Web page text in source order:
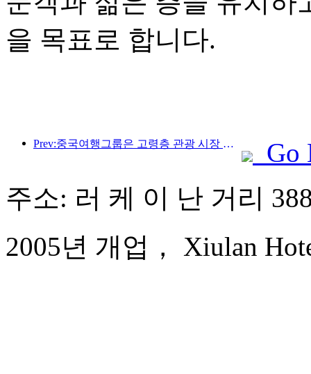
을 목표로 합니다.
Prev:중국여행그룹은 고령층 관광 시장 진출을 위해 '차이나 트래블 굿 타임즈(China Travel Good Times)' 브랜드를 론칭했다.
Go
주소: 러 케 이 난 거리
2005년 개업， Xiulan